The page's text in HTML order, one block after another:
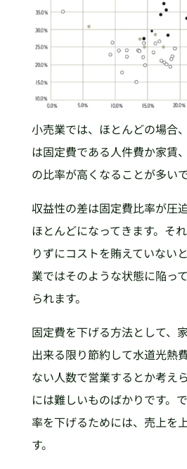
小売業では、ほとんどの場合
は固定費である人件費か家賃
の比率が高くなることが多いで
収益性の差は固定費比率が圧
ほとんどになってきます。そ
りずにコストを賄えていない
業ではそのような状態に陥っ
られます。
固定費を下げる方法として、
出来る限り節約して水道光熱
ない人数で営業するとか考え
には難しいものばかりです。
率を下げるためには、売上を
す。